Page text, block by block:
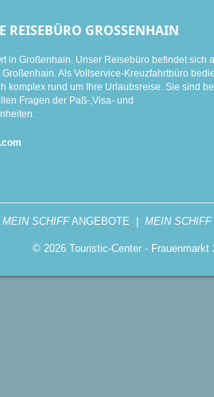
REISEBÜRO GROSSENHAIN
in Großenhain. Unser Reisebüro befindet sich
Als Vollservice-Kreuzfahrtbüro
komplex rund um Ihre Urlaubsreise. Sie sind
Fragen der Paß-,Visa- und
MEIN SCHIFFANGEBOTE MEIN SCHIFF
© 2026 Touristic-Center -